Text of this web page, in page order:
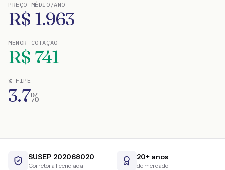
PREÇO MÉDIO/ANO
R$ 1.963
MENOR COTAÇÃO
R$ 741
% FIPE
3.7%
SUSEP 202068020
Corretora licenciada
20+ anos
de mercado